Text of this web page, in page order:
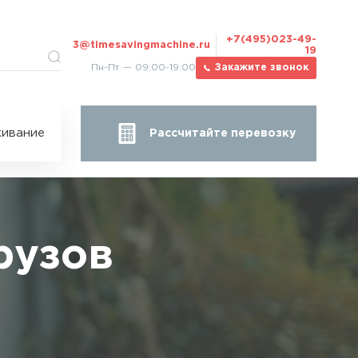
3@timesavingmachine.ru
+7(495)023-49-
19
Пн-Пт — 09:00-19:00
Закажите звонок
Рассчитайте перевозку